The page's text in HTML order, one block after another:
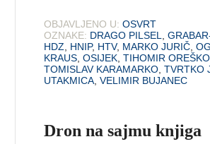
OBJAVLJENO U: OSVRT
OZNAKE: DRAGO PILSEL ,
HDZ
HNIP, HTV, MARKO JURIČ ,
KRAUS ,OSIJEK ,TIHOMIR
TOMISLAV KARAMARKO ,TVRTKO
UTAKMICA ,VELIMIR BUJANEC
Dron na sajmu knjiga